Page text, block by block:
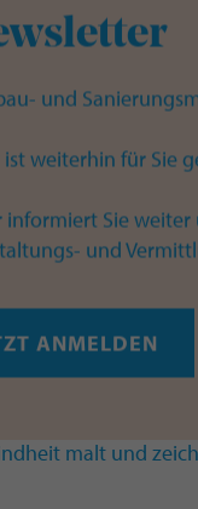
Es handelt sich um
Ulm:
malt und
und
ist weiterhin für Sie
Sie
und
ANMELDEN